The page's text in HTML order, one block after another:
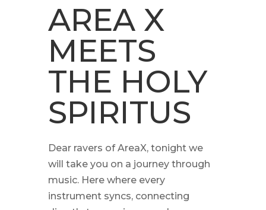
AREA X
MEETS
THE HOLY
SPIRITUS
Dear ravers of AreaX, tonight we
will take you on a journey through
music. Here where every
instrument syncs, connecting